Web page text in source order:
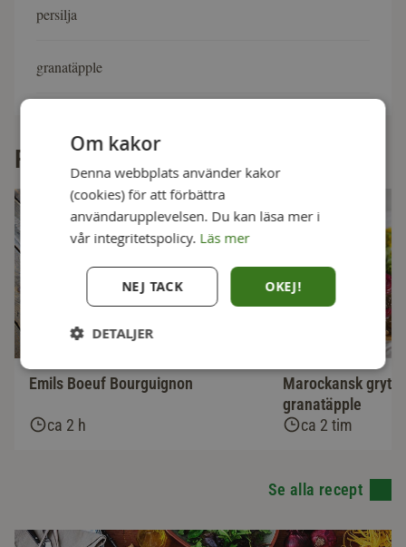
persilja
granatäpple
Fler goda recept
Emils Boeuf Bourguignon
ca 2 h
Marockansk gryta
granatäpple
ca 2 tim
Se alla recept
Om kakor
Denna webbplats använder kakor
(cookies) för att förbättra
användarupplevelsen. Du kan läsa mer i
vår integritetspolicy. Läs mer
OKEJ!
NEJ TACK
DETALJER